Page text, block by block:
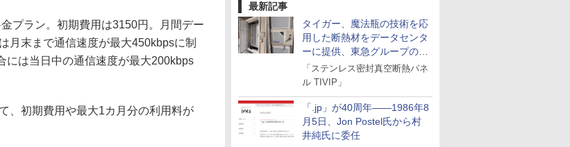
最新記事
タイガー、魔法瓶の技術を応
用した断熱材をデータセンタ
ーに提供、東急グループの実
証実験で
「ステンレス密封真空断熱パネ
ル TIVIP」
「.jp」が40周年――1986年8
月5日、Jon Postel氏から村
井純氏に委任
プラン。初期費用は3150円。月間デー
月末まで通信速度が最大450kbpsに制
には当日中の通信速度が最大200kbps
、初期費用や最大1カ月分の利用料が